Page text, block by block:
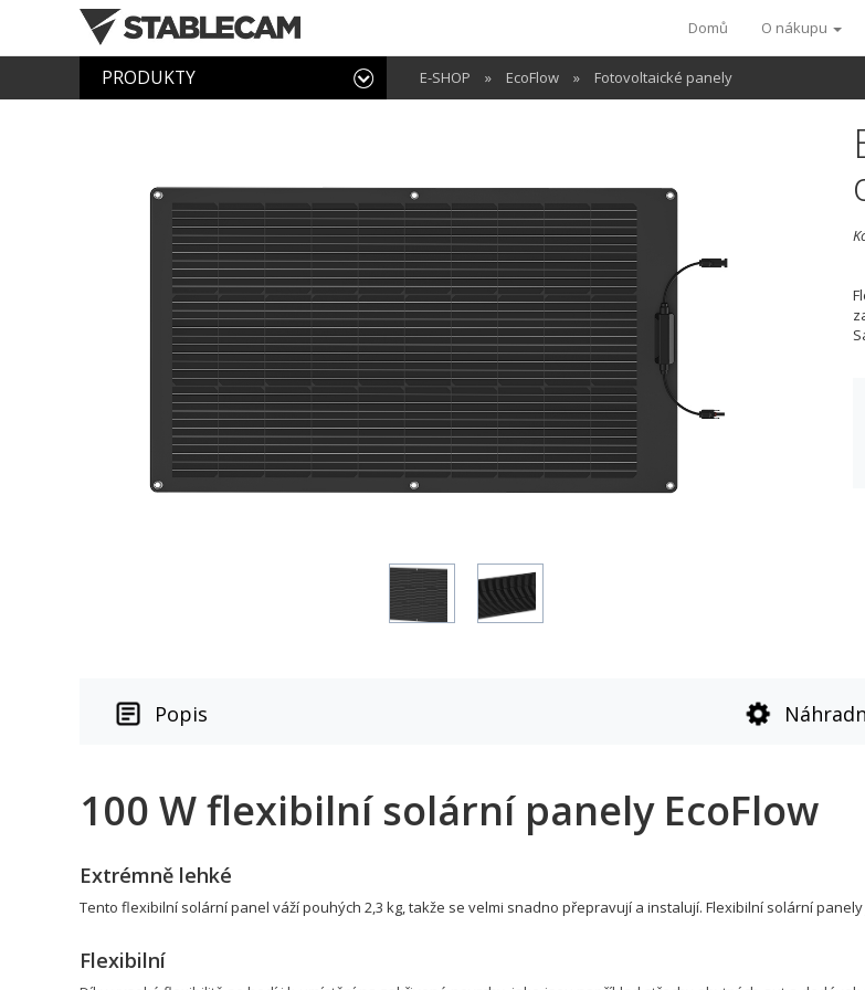
Domů O nákupu
PRODUKTY E-SHOP » EcoFlow » Fotovoltaické panely
Popis
100 W flexibilní solární panely EcoFlow
Extrémně lehké
Tento flexibilní solární panel váží pouhých 2,3 kg, takže se velmi snadno přepravují a instalují. Flexibilní solární
Flexibilní